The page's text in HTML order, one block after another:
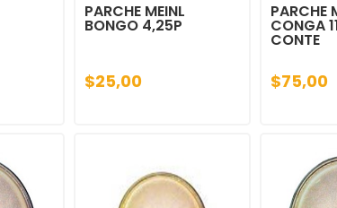
PARCHE MEINL
BONGO 4,25P
$25,00
PARCHE
CONGA
CONTE
$75,00